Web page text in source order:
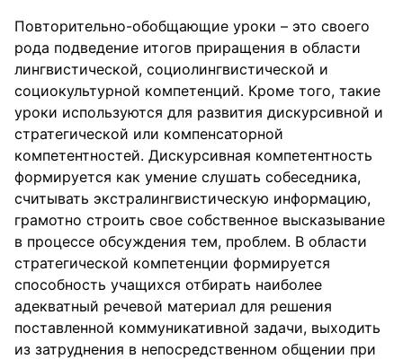
Повторительно-обобщающие уроки – это своего
рода подведение итогов приращения в области
лингвистической, социолингвистической и
социокультурной компетенций. Кроме того, такие
уроки используются для развития дискурсивной и
стратегической или компенсаторной
компетентностей. Дискурсивная компетентность
формируется как умение слушать собеседника,
считывать экстралингвистическую информацию,
грамотно строить свое собственное высказывание
в процессе обсуждения тем, проблем. В области
стратегической компетенции формируется
способность учащихся отбирать наиболее
адекватный речевой материал для решения
поставленной коммуникативной задачи, выходить
из затруднения в непосредственном общении при